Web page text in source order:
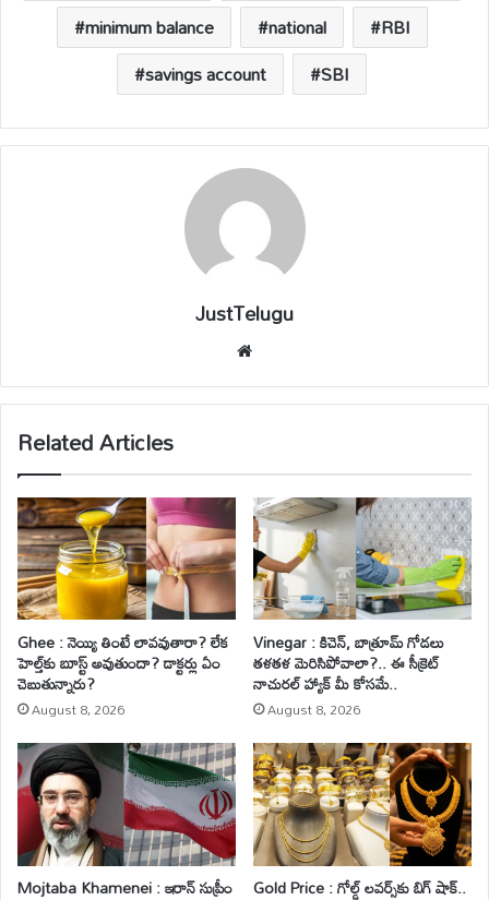
minimum balance
national
RBI
savings account
SBI
JustTelugu
bsi
te
Related Articles
Ghee : నెయ్యి తింటే లావవుతారా? లేక
హెల్త్‌కు బూస్ట్ అవుతుందా? డాక్టర్లు ఏం
చెబుతున్నారు?
August 8, 2026
Vinegar : కిచెన్, బాత్రూమ్ గోడలు
తళతళ మెరిసిపోవాలా?.. ఈ సీక్రెట్
నాచురల్ హ్యాక్ మీ కోసమే..
August 8, 2026
Mojtaba Khamenei : ఇరాన్ సుప్రీం Gold Price : గోల్డ్ లవర్స్‌కు బిగ్ షాక్..